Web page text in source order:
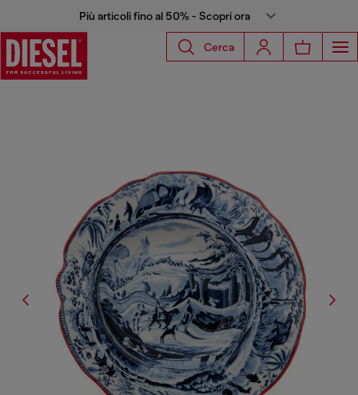
Più articoli fino al 50% - Scopri ora
Cerca